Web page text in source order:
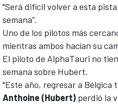
"Será difícil volver a esta
semana”.
Uno de los pilotos más
mientras ambos hacían su
El piloto de AlphaTauri no
semana sobre Hubert.
"Este año, regresar a Bélgica
Anthoine (Hubert) perdió la